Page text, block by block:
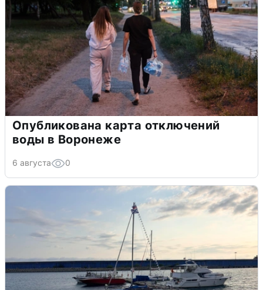
Опубликована карта отключений
воды в Воронеже
6 августа 0